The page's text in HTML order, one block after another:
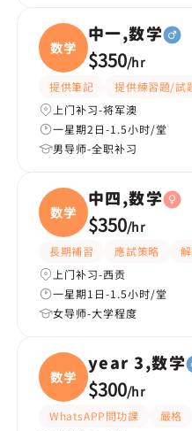
数学
中一,数学
$350/hr
提供筆記 提供練習題/試
上门补习-将军澳
一星期2日-1.5小时/堂
男导师-全职补习
数学
中四,数学
$350/hr
長期補習 應試策略
上门补习-西贡
一星期1日-1.5小时/堂
女导师-大学程度
数学
year 3,数学
$300/hr
WhatsAPP問功課
嚴格